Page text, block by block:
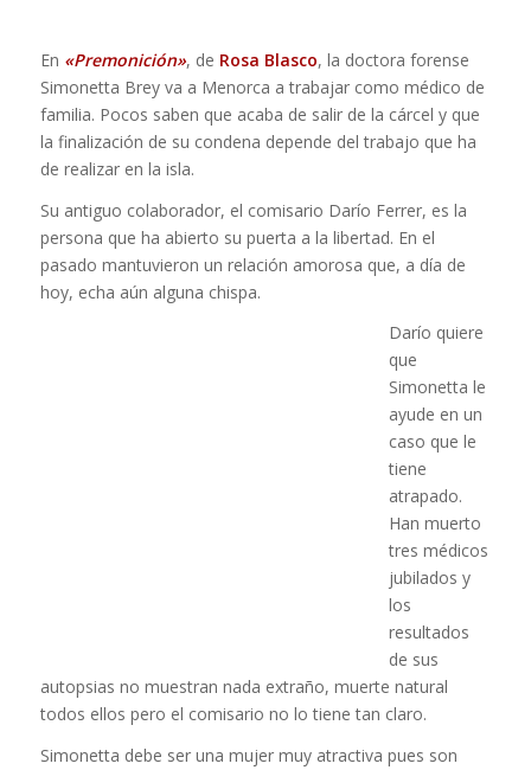
En «Premonición», de Rosa Blasco, la doctora forense
Simonetta Brey va a Menorca a trabajar como médico de
familia. Pocos saben que acaba de salir de la cárcel y que
la finalización de su condena depende del trabajo que ha
de realizar en la isla.
Su antiguo colaborador, el comisario Darío Ferrer, es la
persona que ha abierto su puerta a la libertad. En el
pasado mantuvieron un relación amorosa que, a día de
hoy, echa aún alguna chispa.
Darío quiere
que
Simonetta le
ayude en un
caso que le
tiene
atrapado.
Han muerto
tres médicos
jubilados y
los
resultados
de sus
autopsias no muestran nada extraño, muerte natural
todos ellos pero el comisario no lo tiene tan claro.
Simonetta debe ser una mujer muy atractiva pues son